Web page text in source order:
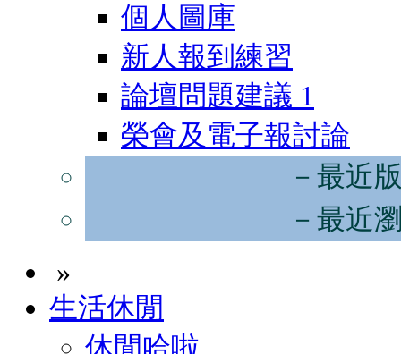
個人圖庫
新人報到練習
論壇問題建議 1
榮會及電子報討論
－最近
－最近
»
生活休閒
休閒哈啦